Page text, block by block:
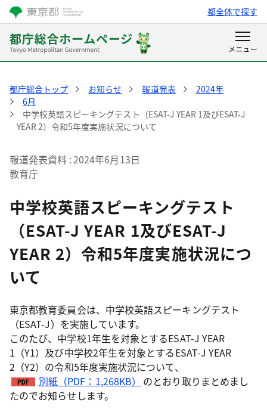
都全体で探す
都庁総合トップ お知らせ 報道発表
2024年
6月
中学校英語スピーキングテスト（ESAT-J YEAR 1及びESAT-J
YEAR 2）令和5年度実施状況について
報道発表資料 2024年6月13日
教育庁
中学校英語スピーキングテスト
（ESAT-J YEAR 1及びESAT-J
YEAR 2）令和5年度実施状況につ
いて
東京都教育委員会は、中学校英語スピーキングテスト
（ESAT-J）を実施しています。
このたび、中学校1年生を対象とするESAT-J YEAR
1（Y1）及び中学校2年生を対象とするESAT-J YEAR
2（Y2）の令和5年度実施状況について、
別紙（PDF：1,268KB）
のとおり取りまとめまし
たのでお知らせします。